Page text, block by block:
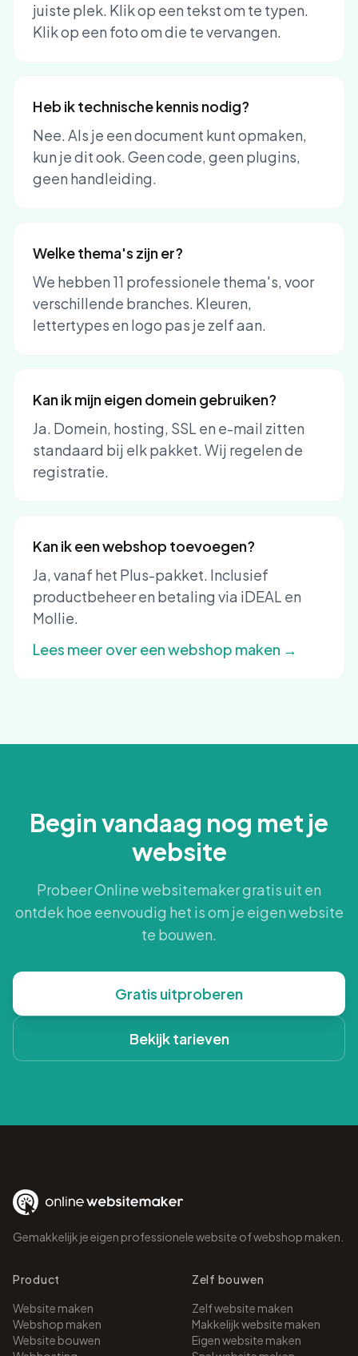
juiste plek. Klik op een tekst om te typen.
Klik op een foto om die te vervangen.
Heb ik technische kennis nodig?
Nee. Als je een document kunt opmaken,
kun je dit ook. Geen code, geen plugins,
geen handleiding.
Welke thema's zijn er?
We hebben 11 professionele thema's, voor
verschillende branches. Kleuren,
lettertypes en logo pas je zelf aan.
Kan ik mijn eigen domein gebruiken?
Ja. Domein, hosting, SSL en e-mail zitten
standaard bij elk pakket. Wij regelen de
registratie.
Kan ik een webshop toevoegen?
Ja, vanaf het Plus-pakket. Inclusief
productbeheer en betaling via iDEAL en
Mollie.
Lees meer over een webshop maken →
Begin vandaag nog met je
website
Probeer Online websitemaker gratis uit en
ontdek hoe eenvoudig het is om je eigen website
te bouwen.
Gratis uitproberen
Bekijk tarieven
Gemakkelijk je eigen professionele website of webshop maken.
Product
Website maken
Webshop maken
Website bouwen
Zelf bouwen
Zelf website maken
Makkelijk website maken
Eigen website maken